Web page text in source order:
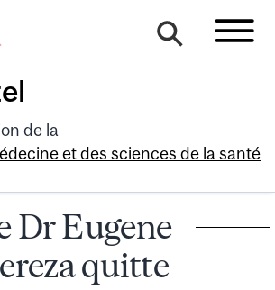
de la
et des sciences de la santé
Dr Eugene
quitte